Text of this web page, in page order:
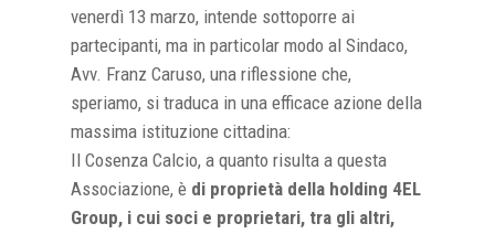
venerdì 13 marzo, intende sottoporre ai
partecipanti, ma in particolar modo al Sindaco,
Avv. Franz Caruso, una riflessione che,
speriamo, si traduca in una efficace azione della
massima istituzione cittadina:
Il Cosenza Calcio, a quanto risulta a questa
Associazione, è di proprietà della holding 4EL
Group, i cui soci e proprietari, tra gli altri,